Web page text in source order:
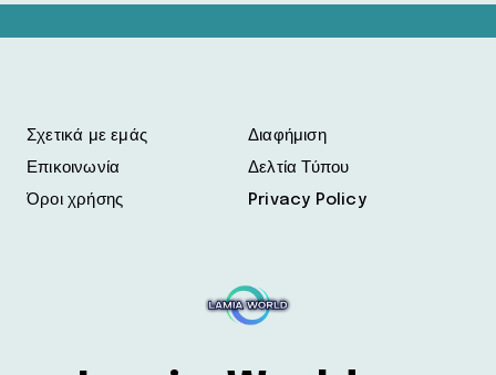
Σχετικά με εμάς
Επικοινωνία
Όροι χρήσης
Διαφήμιση
Δελτία Τύπου
Privacy Policy